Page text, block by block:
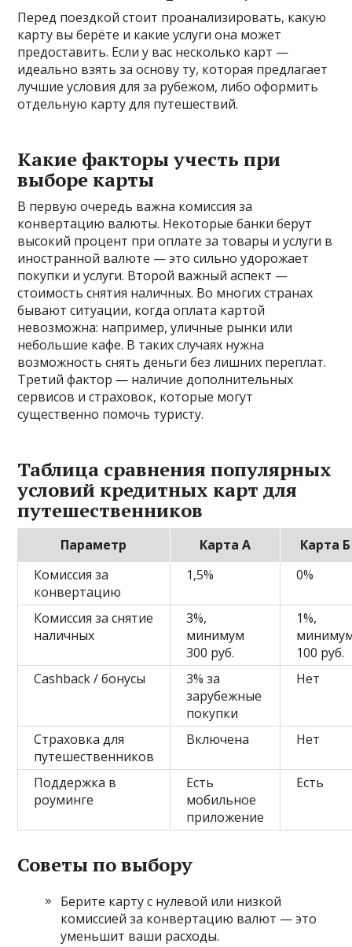
Перед поездкой стоит проанализировать, какую
карту вы берёте и какие услуги она может
предоставить. Если у вас несколько карт —
идеально взять за основу ту, которая предлагает
лучшие условия для за рубежом, либо оформить
отдельную карту для путешествий.
Какие факторы учесть при
выборе карты
В первую очередь важна комиссия за
конвертацию валюты. Некоторые банки берут
высокий процент при оплате за товары и услуги в
иностранной валюте — это сильно удорожает
покупки и услуги. Второй важный аспект —
стоимость снятия наличных. Во многих странах
бывают ситуации, когда оплата картой
невозможна: например, уличные рынки или
небольшие кафе. В таких случаях нужна
возможность снять деньги без лишних переплат.
Третий фактор — наличие дополнительных
сервисов и страховок, которые могут
существенно помочь туристу.
Таблица сравнения популярных
условий кредитных карт для
путешественников
Параметр Карта А
Карта Б
Комиссия за
конвертацию
1,5% 0%
Комиссия за снятие
наличных
3%,
минимум
300 руб.
1%,
100 руб.
Cashback / бонусы
3% за
зарубежные
покупки
Нет
Страховка для
путешественников
Включена Нет
Поддержка в
роуминге
Есть
мобильное
приложение
Есть
Советы по выбору
Берите карту с нулевой или низкой
комиссией за конвертацию валют — это
уменьшит ваши расходы.